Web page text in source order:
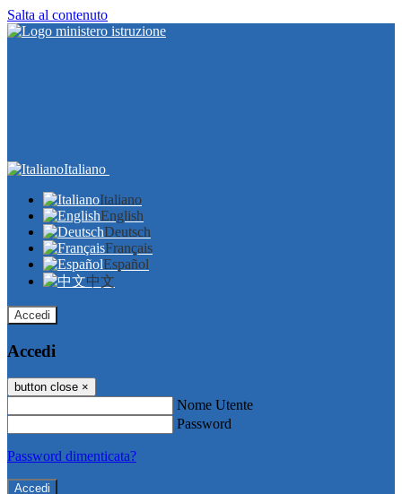
Salta al contenuto
Italiano
Italiano
English
Deutsch
Français
Español
中文
Accedi
Accedi
button close ×
Nome Utente
Password
Password dimenticata?